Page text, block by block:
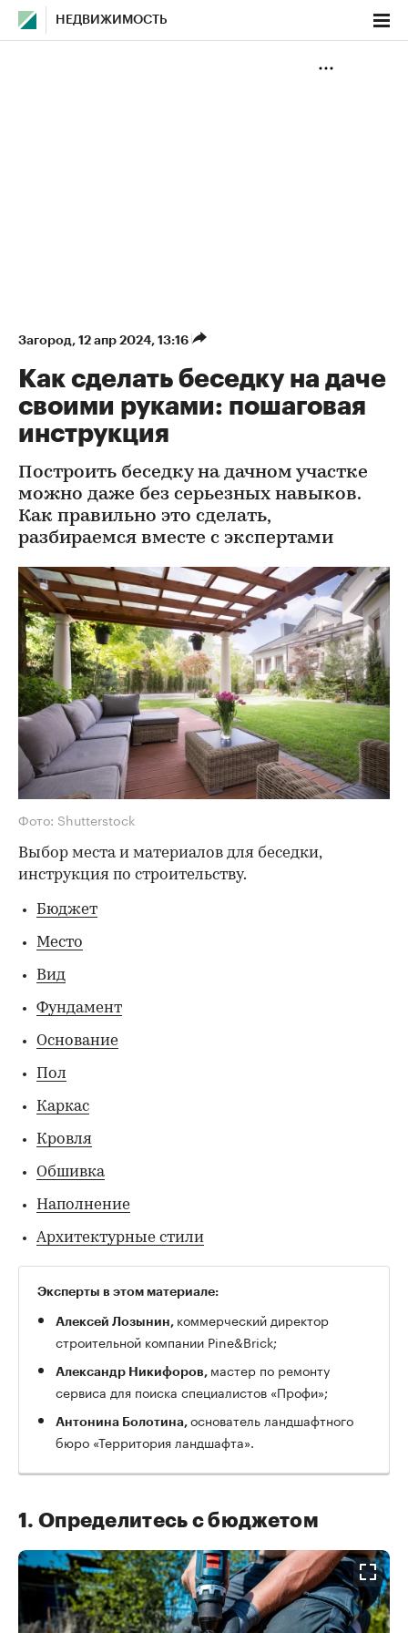
НЕДВИЖИМОСТЬ
Загород⁠, 12 апр 2024, 13:16
Как сделать беседку на даче
своими руками: пошаговая
инструкция
Построить беседку на дачном участке
можно даже без серьезных навыков.
Как правильно это сделать,
разбираемся вместе с экспертами
Фото: Shutterstock
Выбор места и материалов для беседки,
инструкция по строительству.
Бюджет
Место
Вид
Фундамент
Основание
Пол
Каркас
Кровля
Обшивка
Наполнение
Архитектурные стили
Эксперты в этом материале:
Алексей Лозынин, коммерческий директор
строительной компании Pine&Brick;
Александр Никифоров, мастер по ремонту
сервиса для поиска специалистов «Профи»;
Антонина Болотина, основатель ландшафтного
бюро «Территория ландшафта».
1. Определитесь с бюджетом